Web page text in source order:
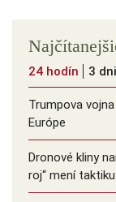
24 hodín 3 dni
Trumpova
Európe
Dronové kliny
roj“ mení taktiku